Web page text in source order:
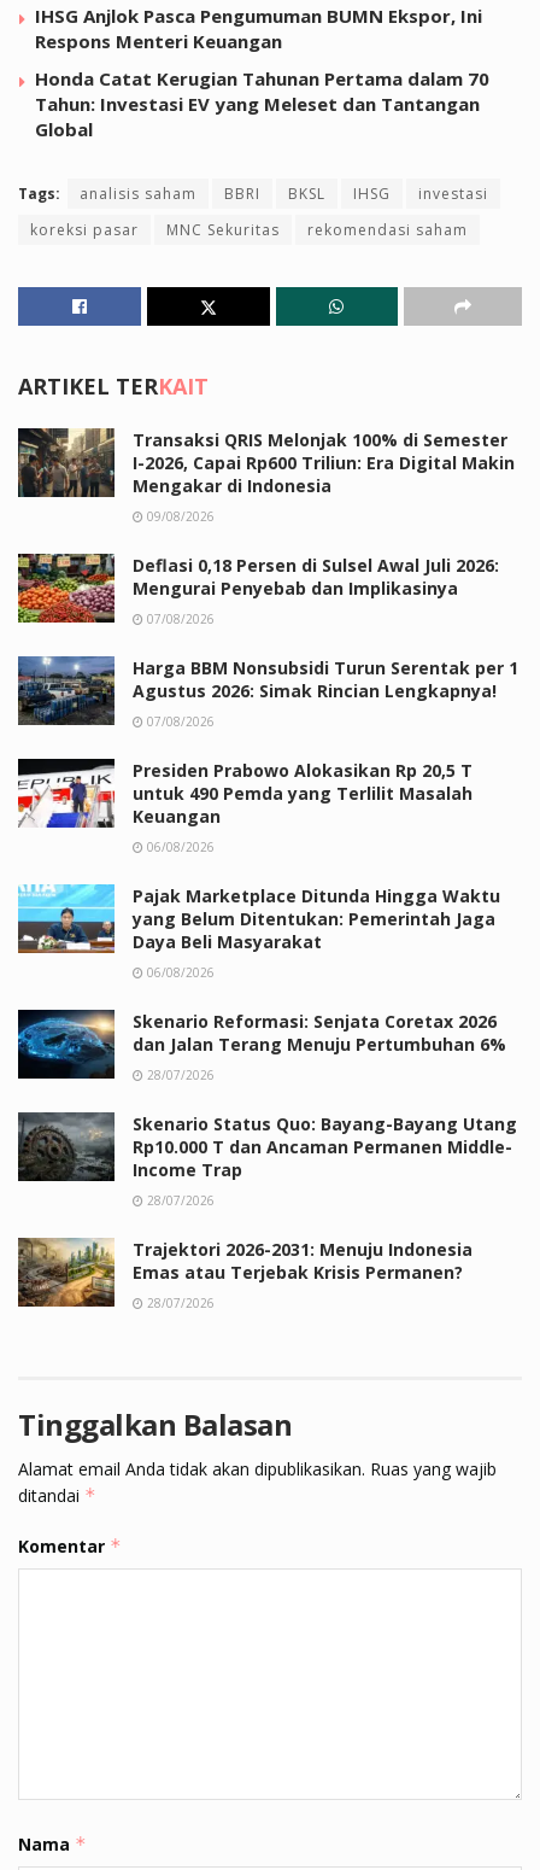
IHSG Anjlok Pasca Pengumuman BUMN Ekspor, Ini
Respons Menteri Keuangan
Honda Catat Kerugian Tahunan Pertama dalam 70
Tahun: Investasi EV yang Meleset dan Tantangan
Global
Tags: analisis saham BBRI BKSL IHSG
investasi
koreksi pasar
MNC Sekuritas rekomendasi saham
ARTIKEL TERKAIT
Transaksi QRIS Melonjak 100% di Semester
I-2026, Capai Rp600 Triliun: Era Digital Makin
Mengakar di Indonesia
09/08/2026
Deflasi 0,18 Persen di Sulsel Awal Juli 2026:
Mengurai Penyebab dan Implikasinya
07/08/2026
Harga BBM Nonsubsidi Turun Serentak per 1
Agustus 2026: Simak Rincian Lengkapnya!
07/08/2026
Presiden Prabowo Alokasikan Rp 20,5 T
untuk 490 Pemda yang Terlilit Masalah
Keuangan
06/08/2026
Pajak Marketplace Ditunda Hingga Waktu
yang Belum Ditentukan: Pemerintah Jaga
Daya Beli Masyarakat
06/08/2026
Skenario Reformasi: Senjata Coretax 2026
dan Jalan Terang Menuju Pertumbuhan 6%
28/07/2026
Skenario Status Quo: Bayang-Bayang Utang
Rp10.000 T dan Ancaman Permanen Middle-
Income Trap
28/07/2026
Trajektori 2026-2031: Menuju Indonesia
Emas atau Terjebak Krisis Permanen?
28/07/2026
Tinggalkan Balasan
Alamat email Anda tidak akan dipublikasikan. Ruas yang wajib
ditandai *
Komentar *
Nama *